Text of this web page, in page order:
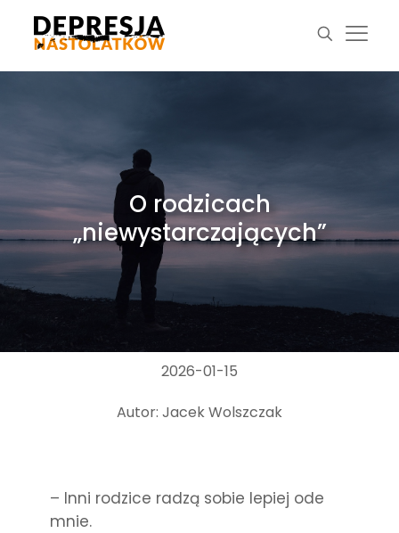
O rodzicach
„niewystarczających”
2026-01-15
Autor: Jacek Wolszczak
– Inni rodzice radzą sobie lepiej ode
mnie.